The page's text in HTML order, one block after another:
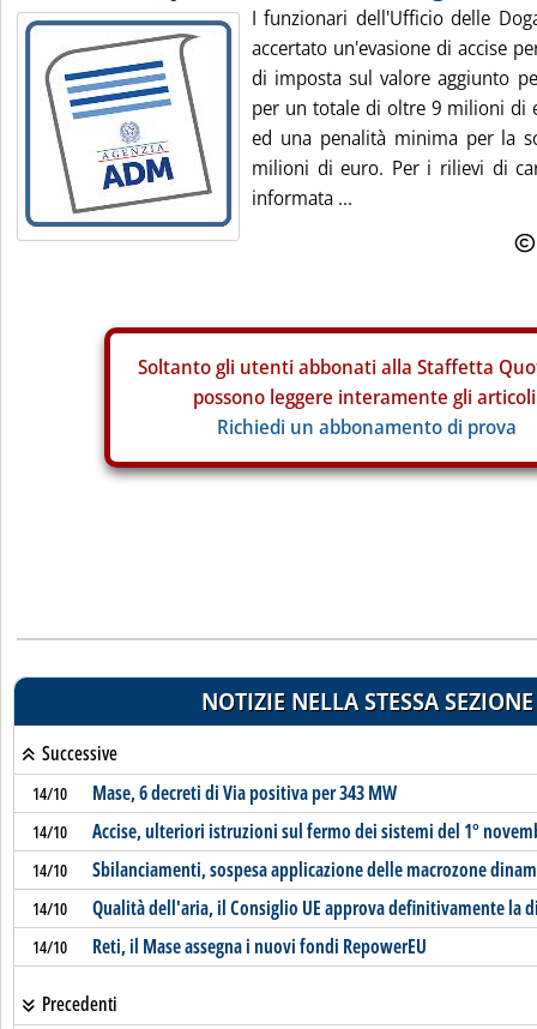
I funzionari dell'Ufficio delle
accertato un'evasione di accise
di imposta sul valore aggiunto
per un totale di oltre 9 milioni di
ed una penalità minima per la
milioni di euro. Per i rilievi di
informata ...
Soltanto gli utenti abbonati alla Staffetta
possono leggere interamente gli
Richiedi un abbonamento di prova
NOTIZIE NELLA STESSA SEZIONE
Successive
14/10 Mase, 6 decreti di Via positiva per 343 MW
14/10 Accise, ulteriori istruzioni sul fermo dei sistemi del 1°
14/10 Sbilanciamenti, sospesa applicazione delle macrozone
14/10 Qualità dell'aria, il Consiglio UE approva definitivamente la
14/10 Reti, il Mase assegna i nuovi fondi RepowerEU
Precedenti